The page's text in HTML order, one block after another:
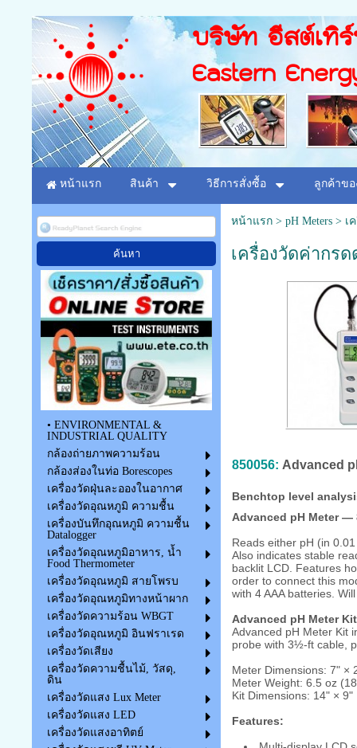
บริษัท อีสต์เทิ
Eastern
หน้าแรก สินค้า วิธีการสั่งซื้อ ลูกค้าขอ
• ENVIRONMENTAL &
INDUSTRIAL QUALITY
กล้องถ่ายภาพความร้อน
กล้องส่องในท่อ Borescopes
เครื่องวัดฝุ่นละอองในอากาศ
เครื่องวัดอุณหภูมิ ความชื้น
เครื่องบันทึกอุณหภูมิ ความชื้น
Datalogger
เครื่องวัดอุณหภูมิอาหาร, น้ำ
Food Thermometer
เครื่องวัดอุณหภูมิ สายโพรบ
เครื่องวัดอุณหภูมิทางหน้าผาก
เครื่องวัดความร้อน WBGT
เครื่องวัดอุณหภูมิ อินฟราเรด
เครื่องวัดเสียง
เครื่องวัดความชื้นไม้, วัสดุ,
ดิน
เครื่องวัดแสง Lux Meter
เครื่องวัดแสง LED
เครื่องวัดแสงอาทิตย์
หน้าแรก> pH Meters> เ
เครื่องวัดค่ากรด
850056: Advanced
Benchtop level
Advanced pH Meter —
Reads either pH (in
Also indicates stable
backlit LCD. Features
order to connect this
with 4 AAA batteries.
Advanced pH Meter
Advanced pH Meter Kit
probe with 3½-ft cable,
Meter Dimensions: 7"
Meter Weight: 6.5 oz
Kit Dimensions: 14" ×
Features: